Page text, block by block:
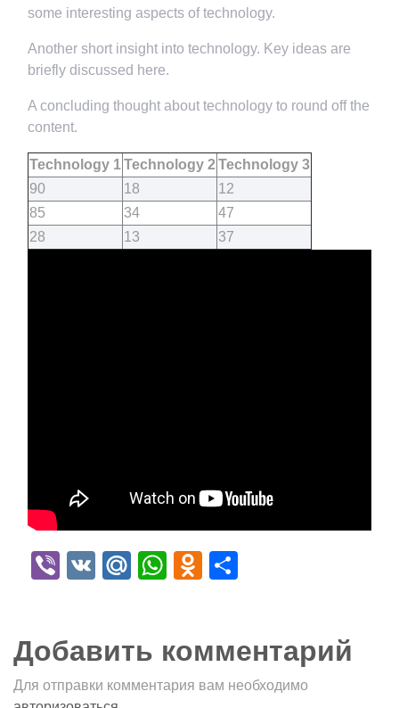
some interesting aspects of technology.
Another short insight into technology. Key ideas are
briefly discussed here.
A concluding thought about technology to round off the
content.
Technology 1Technology 2 Technology 3
90
18
12
85
34
47
28
13 37
Viber
VK Mail.Ru
WhatsApp
Odnoklassniki
Добавить комментарий
Для отправки комментария вам необходимо